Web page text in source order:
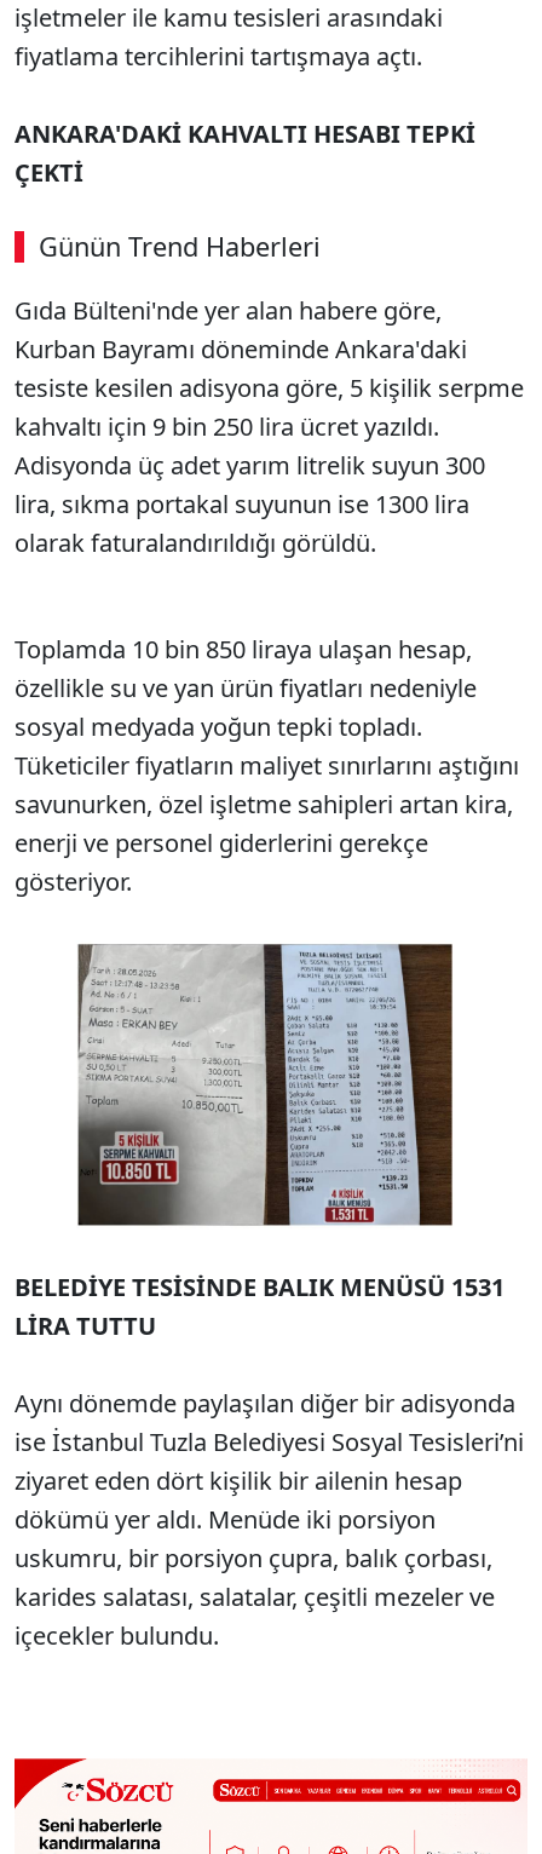
işletmeler ile kamu tesisleri arasındaki
fiyatlama tercihlerini tartışmaya açtı.
ANKARA'DAKİ KAHVALTI HESABI TEPKİ
ÇEKTİ
Günün Trend Haberleri
Gıda Bülteni'nde yer alan habere göre,
Kurban Bayramı döneminde Ankara'daki
tesiste kesilen adisyona göre, 5 kişilik serpme
kahvaltı için 9 bin 250 lira ücret yazıldı.
Adisyonda üç adet yarım litrelik suyun 300
lira, sıkma portakal suyunun ise 1300 lira
olarak faturalandırıldığı görüldü.
Toplamda 10 bin 850 liraya ulaşan hesap,
özellikle su ve yan ürün fiyatları nedeniyle
sosyal medyada yoğun tepki topladı.
Tüketiciler fiyatların maliyet sınırlarını aştığını
savunurken, özel işletme sahipleri artan kira,
enerji ve personel giderlerini gerekçe
gösteriyor.
BELEDİYE TESİSİNDE BALIK MENÜSÜ 1531
LİRA TUTTU
Aynı dönemde paylaşılan diğer bir adisyonda
ise İstanbul Tuzla Belediyesi Sosyal Tesisleri’ni
ziyaret eden dört kişilik bir ailenin hesap
dökümü yer aldı. Menüde iki porsiyon
uskumru, bir porsiyon çupra, balık çorbası,
karides salatası, salatalar, çeşitli mezeler ve
içecekler bulundu.